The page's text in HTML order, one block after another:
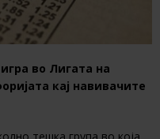
во Лигата на
кај навивачите